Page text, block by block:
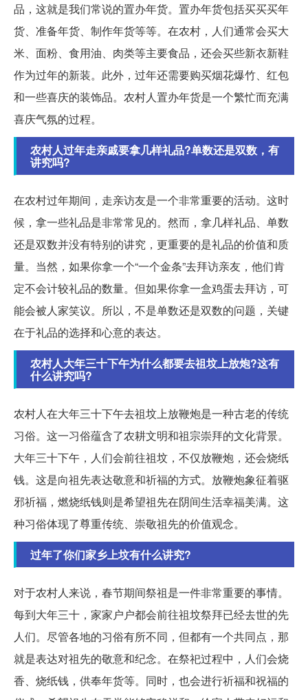
品，这就是我们常说的置办年货。置办年货包括买买买年
货、准备年货、制作年货等等。在农村，人们通常会买大
米、面粉、食用油、肉类等主要食品，还会买些新衣新鞋
作为过年的新装。此外，过年还需要购买烟花爆竹、红包
和一些喜庆的装饰品。农村人置办年货是一个繁忙而充满
喜庆气氛的过程。
农村人过年走亲戚要拿几样礼品?单数还是双数，有
讲究吗?
在农村过年期间，走亲访友是一个非常重要的活动。这时
候，拿一些礼品是非常常见的。然而，拿几样礼品、单数
还是双数并没有特别的讲究，更重要的是礼品的价值和质
量。当然，如果你拿一个“一个金条”去拜访亲友，他们肯
定不会计较礼品的数量。但如果你拿一盒鸡蛋去拜访，可
能会被人家笑议。所以，不是单数还是双数的问题，关键
在于礼品的选择和心意的表达。
农村人大年三十下午为什么都要去祖坟上放炮?这有
什么讲究吗?
农村人在大年三十下午去祖坟上放鞭炮是一种古老的传统
习俗。这一习俗蕴含了农耕文明和祖宗崇拜的文化背景。
大年三十下午，人们会前往祖坟，不仅放鞭炮，还会烧纸
钱。这是向祖先表达敬意和祈福的方式。放鞭炮象征着驱
邪祈福，燃烧纸钱则是希望祖先在阴间生活幸福美满。这
种习俗体现了尊重传统、崇敬祖先的价值观念。
过年了你们家乡上坟有什么讲究?
对于农村人来说，春节期间祭祖是一件非常重要的事情。
每到大年三十，家家户户都会前往祖坟祭拜已经去世的先
人们。尽管各地的习俗有所不同，但都有一个共同点，那
就是表达对祖先的敬意和纪念。在祭祀过程中，人们会烧
香、烧纸钱，供奉年货等。同时，也会进行祈福和祝福的